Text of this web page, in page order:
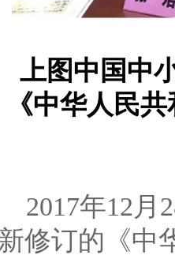
上图中国中
《中华人民
2017年12月
新修订的《中